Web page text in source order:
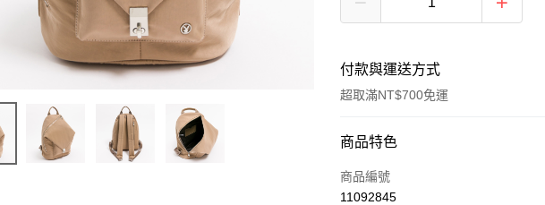
付款與運送方式
超取滿NT$700免運
付款方式
信用卡一次付款
商品特色
商品編號
11092845